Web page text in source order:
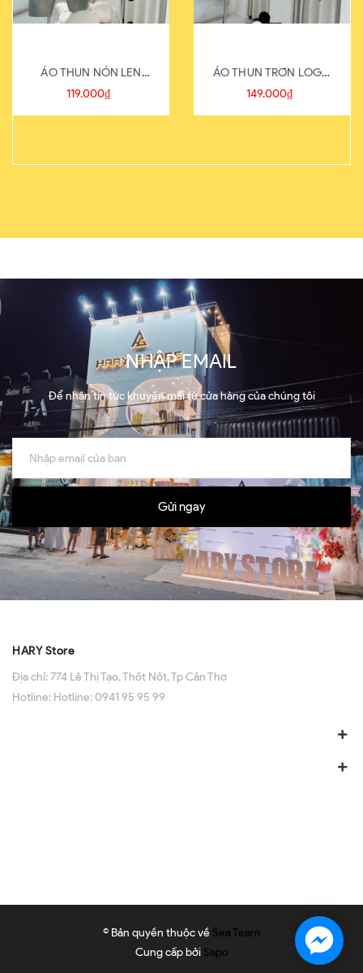
ÁO THUN NÓN LEN
821-1
119.000₫
ÁO THUN TRƠN LOGO
SAU
149.000₫
NHẬP EMAIL
Để nhận tin tức khuyến mãi từ cửa hàng của chúng tôi
Gửi ngay
HARY Store
Địa chỉ:774 Lê Thị Tạo, Thốt Nốt, Tp Cần Thơ
Hotline: Hotline: 0941 95 95 99
© Bản quyền thuộc về Sea Team
Cung cấp bởi Sapo